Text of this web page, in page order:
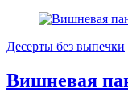
Десерты без выпечки
Вишневая